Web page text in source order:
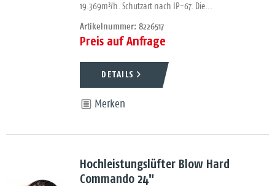
19.369m³/h. Schutzart nach IP-67. Die...
Artikelnummer: 8226517
Preis auf Anfrage
DETAILS
Merken
Hochleistungslüfter Blow Hard
Commando 24"